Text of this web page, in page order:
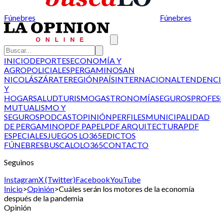
Fúnebres Fúnebres
INICIODEPORTESECONOMÍA Y
AGROPOLICIALESPERGAMINOSAN
NICOLÁSZÁRATEREGIÓNPAÍSINTERNACIONAL
Y
HOGARSALUDTURISMOGASTRONOMÍASEGUROS
MUTUALISMO Y
SEGUROSPODCASTOPINIÓNPERFILESMUNICIPALIDAD
DE PERGAMINOPDF PAPELPDF ARQUITECTURAPDF
ESPECIALESJUEGOS LO365EDICTOS
FÚNEBRESBUSCALOLO365CONTACTO
Seguinos
InstagramX (Twitter)FacebookYouTube
Inicio>Opinión>Cuáles serán los motores de la economía
después de la pandemia
Opinión